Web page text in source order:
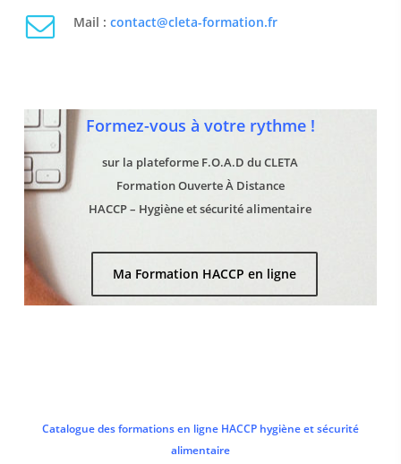
Mail :contact@cleta-formation.fr
Formez-vous à votre rythme !
sur la plateforme F.O.A.D du CLETA
Formation Ouverte À Distance
HACCP – Hygiène et sécurité alimentaire
Ma Formation HACCP en ligne
Catalogue des formations en ligne HACCP hygiène et sécurité
alimentaire